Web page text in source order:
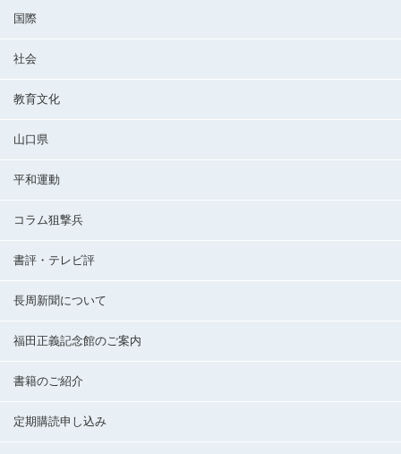
国際
社会
教育文化
山口県
平和運動
コラム狙撃兵
書評・テレビ評
長周新聞について
福田正義記念館のご案内
書籍のご紹介
定期購読申し込み